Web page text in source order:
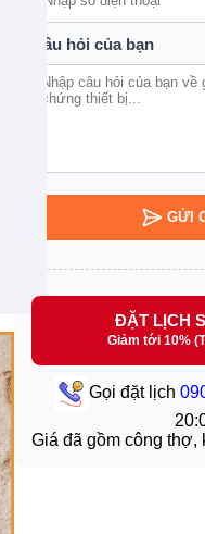
Câu hỏi của bạn
GỬI
ĐẶT LỊCH
Giảm tới 10%
Gọi đặt lịch
Giá đã gồm công thợ,